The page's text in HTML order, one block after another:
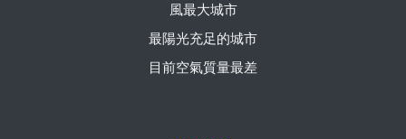
風最大城市
最陽光充足的城市
目前空氣質量最差